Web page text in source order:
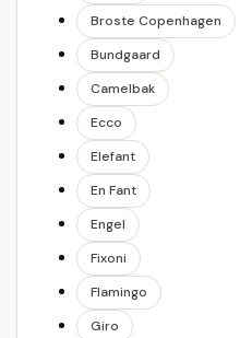
Broste Copenhagen
Bundgaard
Camelbak
Ecco
Elefant
En Fant
Engel
Fixoni
Flamingo
Giro